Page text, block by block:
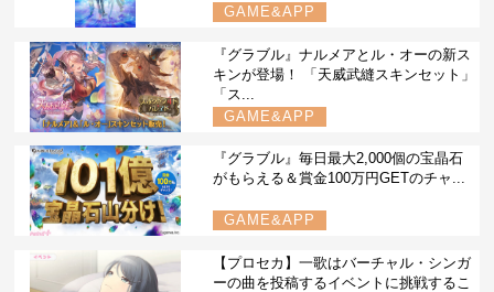
GAME&APP
『グラブル』ナルメアとル・オーの新ス
キンが登場！ 「天威武縫スキンセット」
「ス...
GAME&APP
『グラブル』毎日最大2,000個の宝晶石
がもらえる＆賞金100万円GETのチャ...
GAME&APP
【プロセカ】一歌はバーチャル・シンガ
ーの曲を投稿するイベントに挑戦するこ